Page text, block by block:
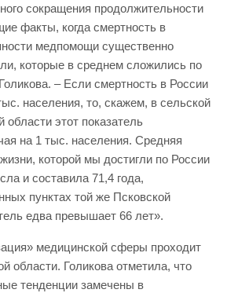
сокращения продолжительности
факты, когда смертность в
медпомощи существенно
которые в среднем сложились по
– Если смертность в России
населения, то, скажем, в сельской
области этот показатель
на 1 тыс. населения. Средняя
которой мы достигли по России
и составила 71,4 года,
пунктах той же Псковской
едва превышает 66 лет».
медицинской сферы проходит
области. Голикова отметила, что
тенденции замечены в